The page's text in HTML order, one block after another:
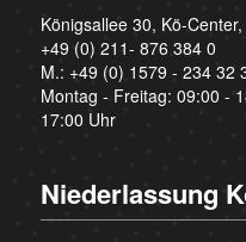
Königsallee 30, Kö-
+49 (0) 211- 876 384 0
M.: +49 (0) 1579 - 234 32
Montag - Freitag: 09:00 -
17:00 Uhr
Niederlassung